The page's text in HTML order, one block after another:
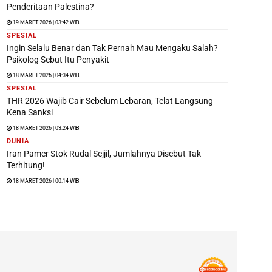
Penderitaan Palestina?
19 MARET 2026 | 03:42 WIB
SPESIAL
Ingin Selalu Benar dan Tak Pernah Mau Mengaku Salah?
Psikolog Sebut Itu Penyakit
18 MARET 2026 | 04:34 WIB
SPESIAL
THR 2026 Wajib Cair Sebelum Lebaran, Telat Langsung
Kena Sanksi
18 MARET 2026 | 03:24 WIB
DUNIA
Iran Pamer Stok Rudal Sejjil, Jumlahnya Disebut Tak
Terhitung!
18 MARET 2026 | 00:14 WIB